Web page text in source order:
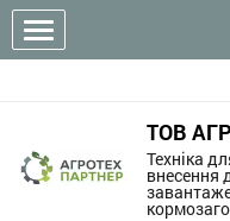
ТОВ
Техніка
внесення